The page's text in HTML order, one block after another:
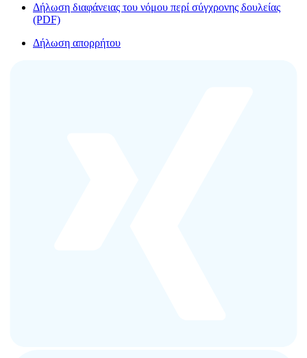
Δήλωση διαφάνειας του νόμου περί σύγχρονης δουλείας
(PDF)
Δήλωση απορρήτου